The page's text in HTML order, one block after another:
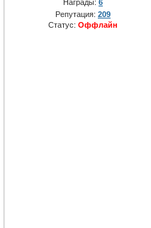
Награды: 6
Репутация: 209
Статус: Оффлайн